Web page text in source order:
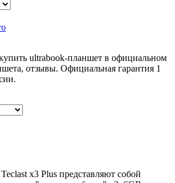
ultrabook-планшет в официальном
отзывы. Официальная гарантия 1
x3 Plus представляют собой